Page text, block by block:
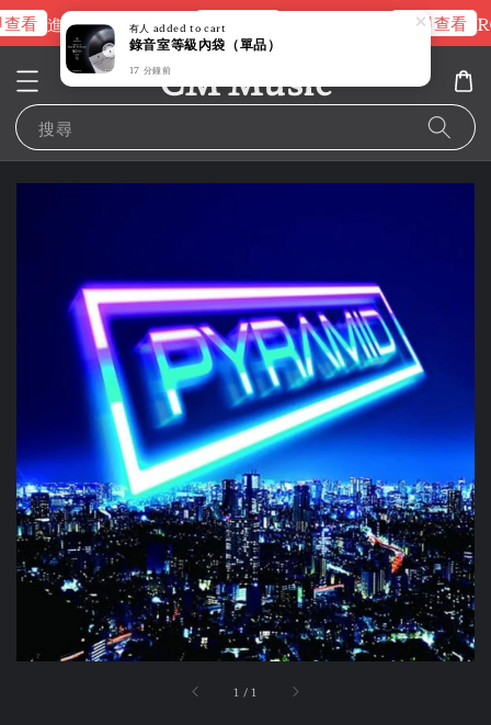
看 進擊的巨人片頭曲 立即查看 立即查看
CM Music
搜尋
1 /1
有人 added to cart
錄音室等級內袋（單品）
17 分鐘前